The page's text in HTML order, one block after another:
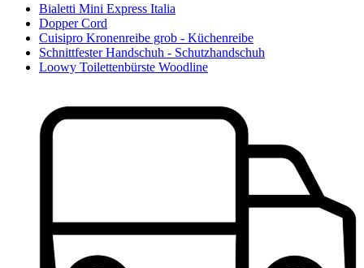
Bialetti Mini Express Italia
Dopper Cord
Cuisipro Kronenreibe grob - Küchenreibe
Schnittfester Handschuh - Schutzhandschuh
Loowy Toilettenbürste Woodline